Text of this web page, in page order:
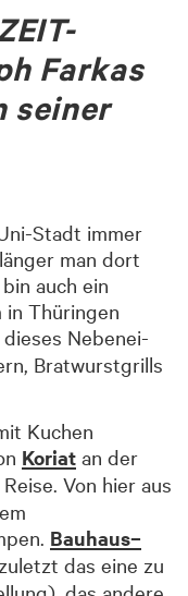
Farkas
seiner
Stadt immer
man dort
auch ein
in Thüringen
dieses Ne­ben­ei­
Brat­wurst­grills
Kuchen
Koriat an der
Von hier aus
Bau­haus–
das eine zu